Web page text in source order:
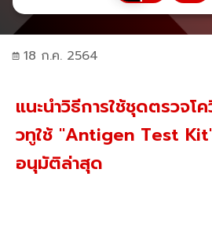
18 ก.ค. 2564
แนะนำวิธีการใช้ชุดตรวจโ
วทูใช้ "Antigen Test
อนุมัติล่าสุด